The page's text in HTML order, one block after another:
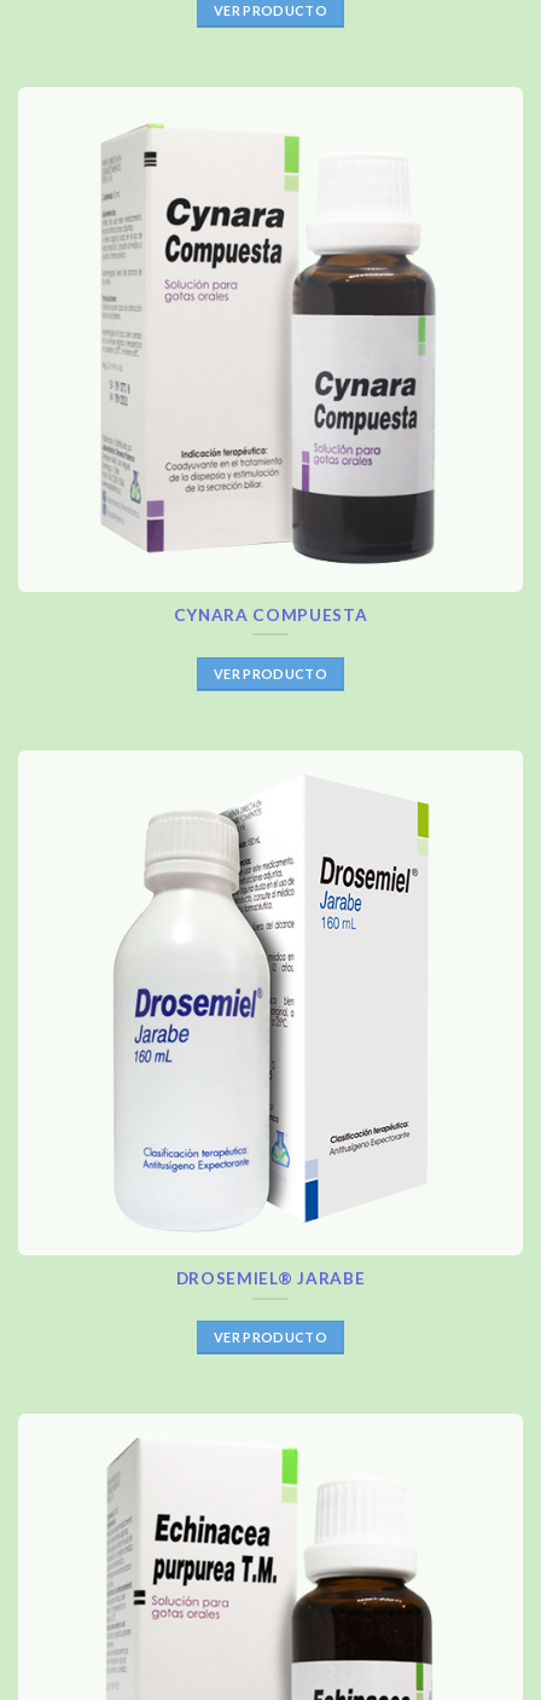
VER PRODUCTO
CYNARA COMPUESTA
VER PRODUCTO
DROSEMIEL® JARABE
VER PRODUCTO